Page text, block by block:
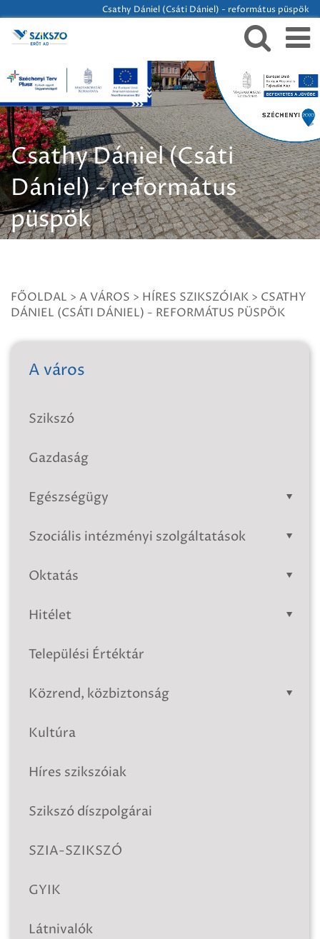
Csathy Dániel (Csáti Dániel) - református püspök
Csathy Dániel (Csáti
Dániel) - református
püspök
FŐOLDAL > A VÁROS > HÍRES SZIKSZÓIAK > CSATHY
DÁNIEL (CSÁTI DÁNIEL) - REFORMÁTUS PÜSPÖK
A város
Szikszó
Gazdaság
Egészségügy
Szociális intézményi szolgáltatások
Oktatás
Hitélet
Települési Értéktár
Közrend, közbiztonság
Kultúra
Híres szikszóiak
Szikszó díszpolgárai
SZIA-SZIKSZÓ
GYIK
Látnivalók